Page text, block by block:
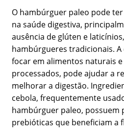
O hambúrguer paleo pode
na saúde digestiva,
ausência de glúten e
hambúrgueres tradicionais.
focar em alimentos naturais
processados, pode ajudar a
melhorar a digestão.
cebola, frequentemente
hambúrguer paleo, possuem
prebióticas que beneficiam a